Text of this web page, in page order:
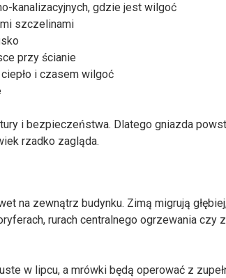
kanalizacyjnych, gdzie jest wilgoć
szczelinami
przy ścianie
i czasem wilgoć
i bezpieczeństwa. Dlatego gniazda
rzadko zagląda.
na zewnątrz budynku. Zimą migrują
rurach centralnego ogrzewania czy
w lipcu, a mrówki będą operować z